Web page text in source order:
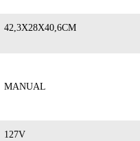
42,3X28X40,6CM
MANUAL
127V